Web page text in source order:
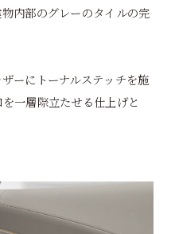
内部のグレーのタイルの完
ーにトーナルステッチを施
一層際立たせる仕上げと